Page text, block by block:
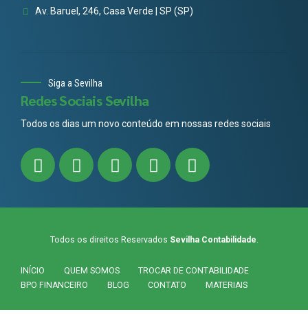
Av. Baruel, 246, Casa Verde | SP (SP)
Siga a Sevilha
Redes Sociais Sevilha
Todos os dias um novo conteúdo em nossas redes sociais
Todos os direitos Reservados Sevilha Contabilidade.
INÍCIO QUEM SOMOS
TROCAR DE CONTABILIDADE
BPO FINANCEIRO
BLOG CONTATO MATERIAIS